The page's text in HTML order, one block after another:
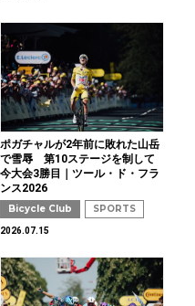
ポガチャルが2年前に敗れた山岳
で雪辱 第10ステージを制して
今大会3勝目｜ツール・ド・フラ
ンス2026
Bicycle Club SPORTS
2026.07.15